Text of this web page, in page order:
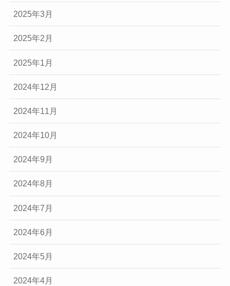
2025年3月
2025年2月
2025年1月
2024年12月
2024年11月
2024年10月
2024年9月
2024年8月
2024年7月
2024年6月
2024年5月
2024年4月